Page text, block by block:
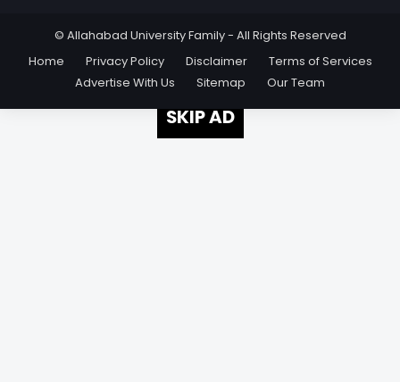
© Allahabad University Family - All Rights Reserved
Home
Privacy Policy Disclaimer
Terms of Services
Advertise With Us
Sitemap Our Team
SKIP AD